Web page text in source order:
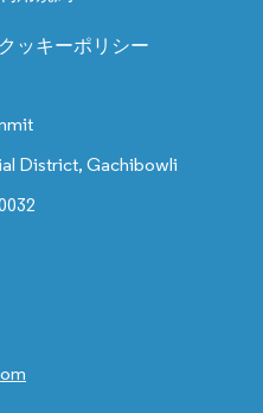
クッキーポリシー
District, Gachibowli